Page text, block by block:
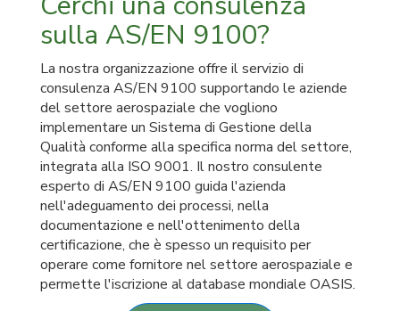
sulla AS/EN 9100?
La nostra organizzazione offre il servizio di
consulenza AS/EN 9100 supportando le aziende
del settore aerospaziale che vogliono
implementare un Sistema di Gestione della
Qualità conforme alla specifica norma del settore,
integrata alla ISO 9001. Il nostro consulente
esperto di AS/EN 9100 guida l'azienda
nell'adeguamento dei processi, nella
documentazione e nell'ottenimento della
certificazione, che è spesso un requisito per
operare come fornitore nel settore aerospaziale e
permette l'iscrizione al database mondiale OASIS.